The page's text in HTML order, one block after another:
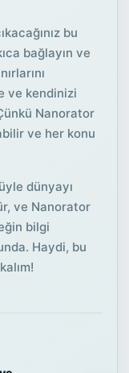
bu
bağlayın ve
ve kendinizi
Nanorator
ve her konu
dünyayı
ve Nanorator
bilgi
Haydi, bu